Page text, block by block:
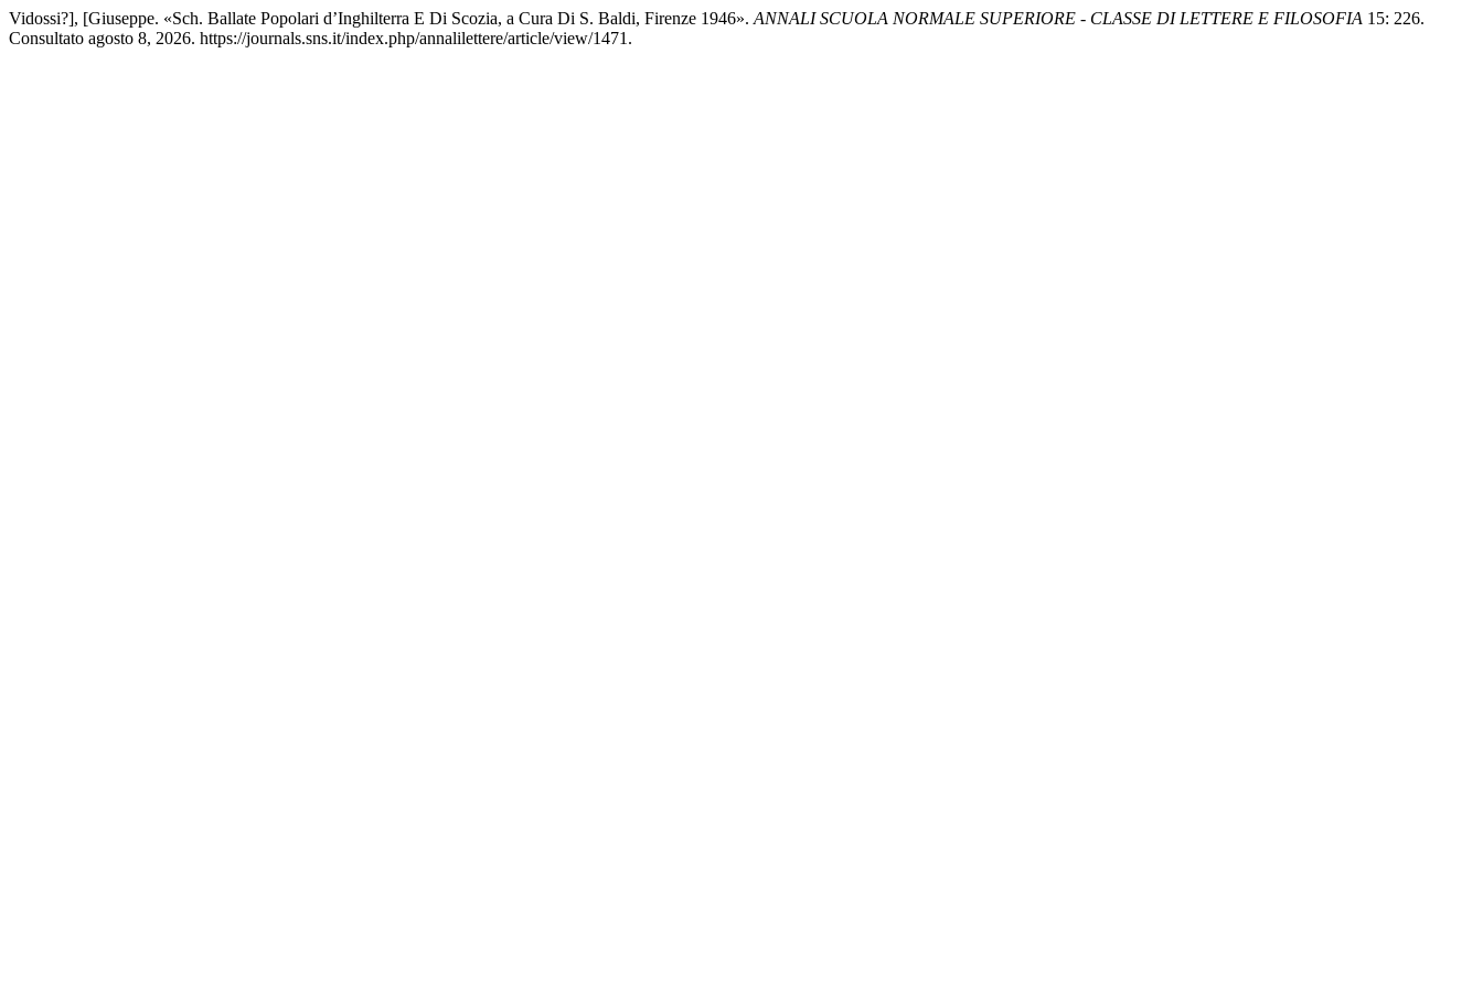
Vidossi?], [Giuseppe. «Sch. Ballate Popolari d’Inghilterra E Di Scozia, a Cura Di S. Baldi, Firenze 1946». ANNALI SCUOLA NORMALE SUPERIORE - CLASSE DI LETTERE E FILOSOFIA 15: 226.
Consultato agosto 8, 2026. https://journals.sns.it/index.php/annalilettere/article/view/1471.